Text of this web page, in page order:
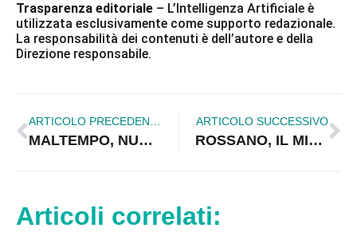
Trasparenza editoriale – L’Intelligenza Artificiale è
utilizzata esclusivamente come supporto redazionale.
La responsabilità dei contenuti è dell’autore e della
Direzione responsabile.
MALTEMPO, NUBIFRAGIO FLAGELLA ROSSANO E CORIGLIANO
ARTICOLO SUCCESSIVO
ROSSANO, IL MINISTRO GALLETTI SUL LUOGO DEL NUBIFRAGIO
Articoli correlati: